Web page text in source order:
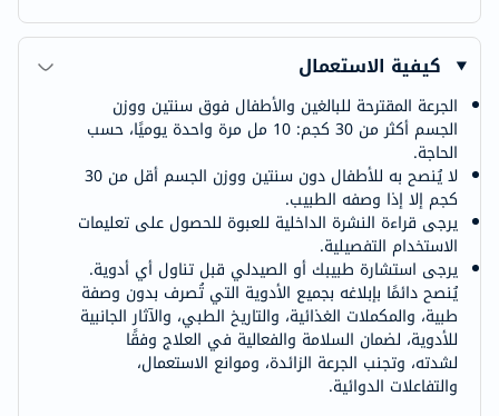
كيفية الاستعمال
الجرعة المقترحة للبالغين والأطفال فوق سنتين ووزن
الجسم أكثر من 30 كجم: 10 مل مرة واحدة يوميًا، حسب
الحاجة.
لا يُنصح به للأطفال دون سنتين ووزن الجسم أقل من 30
كجم إلا إذا وصفه الطبيب.
يرجى قراءة النشرة الداخلية للعبوة للحصول على تعليمات
الاستخدام التفصيلية.
يرجى استشارة طبيبك أو الصيدلي قبل تناول أي أدوية.
يُنصح دائمًا بإبلاغه بجميع الأدوية التي تُصرف بدون وصفة
طبية، والمكملات الغذائية، والتاريخ الطبي، والآثار الجانبية
للأدوية، لضمان السلامة والفعالية في العلاج وفقًا
لشدته، وتجنب الجرعة الزائدة، وموانع الاستعمال،
والتفاعلات الدوائية.